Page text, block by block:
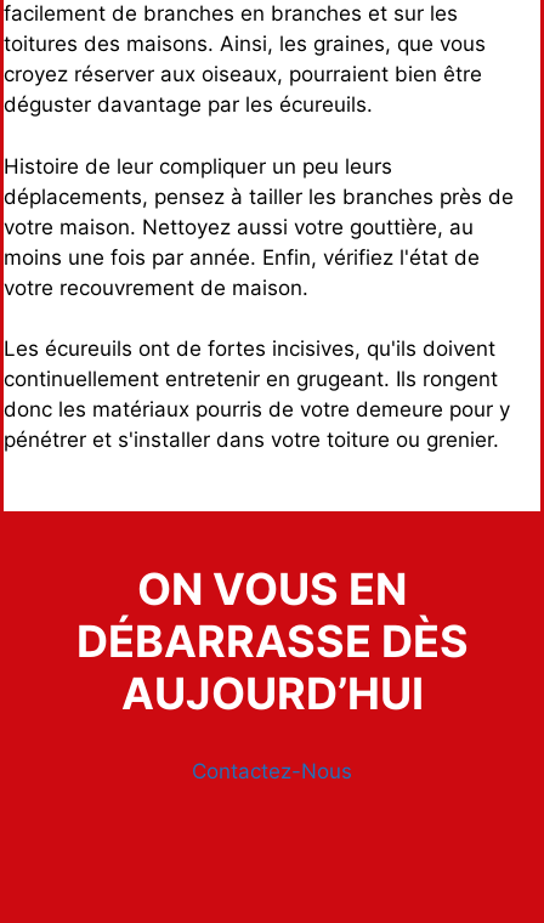
facilement de branches en branches et sur les
toitures des maisons. Ainsi, les graines, que vous
croyez réserver aux oiseaux, pourraient bien être
déguster davantage par les écureuils.
Histoire de leur compliquer un peu leurs
déplacements, pensez à tailler les branches près de
votre maison. Nettoyez aussi votre gouttière, au
moins une fois par année. Enfin, vérifiez l'état de
votre recouvrement de maison.
Les écureuils ont de fortes incisives, qu'ils doivent
continuellement entretenir en grugeant. Ils rongent
donc les matériaux pourris de votre demeure pour y
pénétrer et s'installer dans votre toiture ou grenier.
ON VOUS EN
DÉBARRASSE DÈS
AUJOURD’HUI
Contactez-Nous